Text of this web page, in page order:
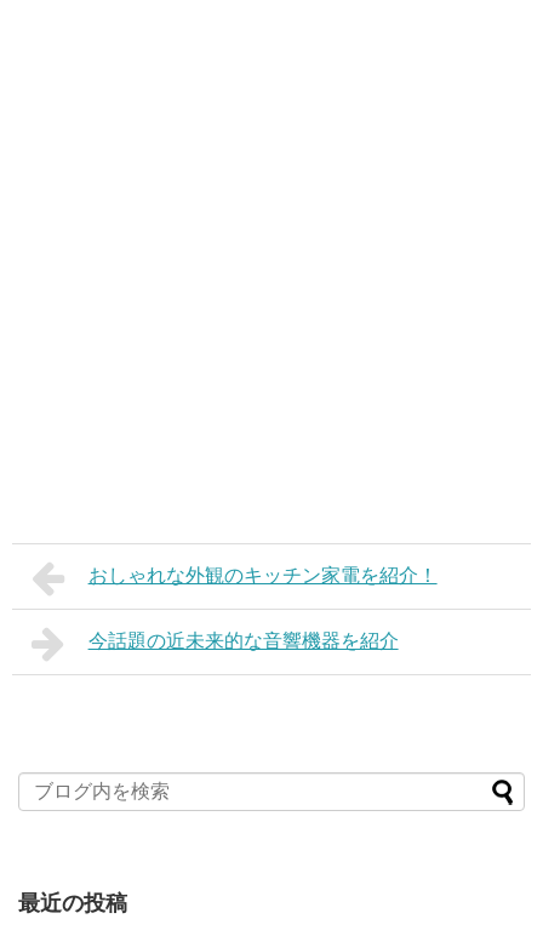
おしゃれな外観のキッチン家電を紹介！
今話題の近未来的な音響機器を紹介
最近の投稿